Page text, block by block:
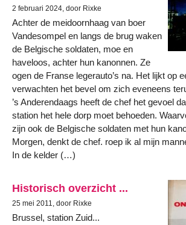
2 februari 2024, door Rixke
Achter de meidoornhaag van boer
Vandesompel en langs de brug waken
de Belgische soldaten, moe en
haveloos, achter hun kanonnen. Ze
ogen de Franse legerauto’s na. Het lijkt op
verwachten het bevel om zich eveneens
’s Anderendaags heeft de chef het gevoel
station het hele dorp moet behoeden.
zijn ook de Belgische soldaten met hun
Morgen, denkt de chef. roep ik al mijn
In de kelder (…)
Historisch overzicht ...
25 mei 2011, door Rixke
Brussel, station Zuid...